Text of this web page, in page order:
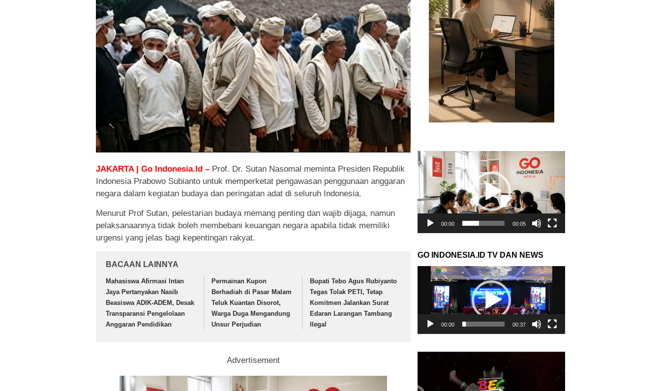
JAKARTA | Go Indonesia.Id – Prof. Dr. Sutan Nasomal meminta Presiden Republik
Indonesia Prabowo Subianto untuk memperketat pengawasan penggunaan anggaran
negara dalam kegiatan budaya dan peringatan adat di seluruh Indonesia.
Menurut Prof Sutan, pelestarian budaya memang penting dan wajib dijaga, namun
pelaksanaannya tidak boleh membebani keuangan negara apabila tidak memiliki
urgensi yang jelas bagi kepentingan rakyat.
BACAAN LAINNYA
Mahasiswa Afirmasi Intan
Jaya Pertanyakan Nasib
Beasiswa ADIK-ADEM, Desak
Transparansi Pengelolaan
Anggaran Pendidikan
Permainan Kupon
Berhadiah di Pasar Malam
Teluk Kuantan Disorot,
Warga Duga Mengandung
Unsur Perjudian
Bupati Tebo Agus Rubiyanto
Tegas Tolak PETI, Tetap
Komitmen Jalankan Surat
Edaran Larangan Tambang
Ilegal
Advertisement
Pemutar
Video
00:00 00:05
GO INDONESIA.ID TV DAN NEWS
Pemutar
Video
00:00 00:37
Pemutar